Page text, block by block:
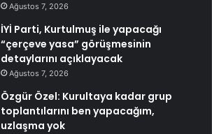
Ağustos 7, 2026
İYİ Parti, Kurtulmuş ile yapacağı
“çerçeve yasa” görüşmesinin
detaylarını açıklayacak
Ağustos 7, 2026
Özgür Özel: Kurultaya kadar grup
toplantılarını ben yapacağım,
uzlaşma yok